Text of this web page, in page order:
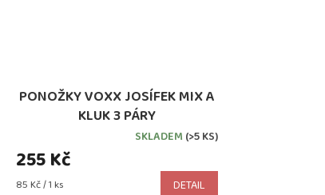
PONOŽKY VOXX JOSÍFEK MIX A
KLUK 3 PÁRY
SKLADEM (>5 KS)
255 Kč
Měrná
85 Kč / 1 ks DETAIL